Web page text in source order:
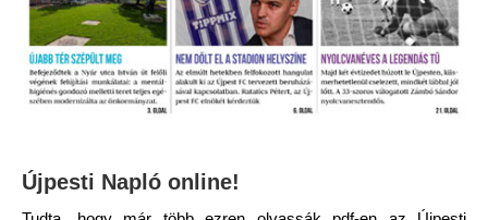
Újpesti Napló online!